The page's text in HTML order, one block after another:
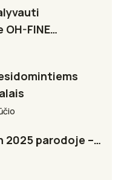
FINE…
2025 parodoje –…